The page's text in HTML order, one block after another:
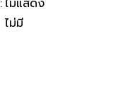
:ไม่แสดง
ไม่มี